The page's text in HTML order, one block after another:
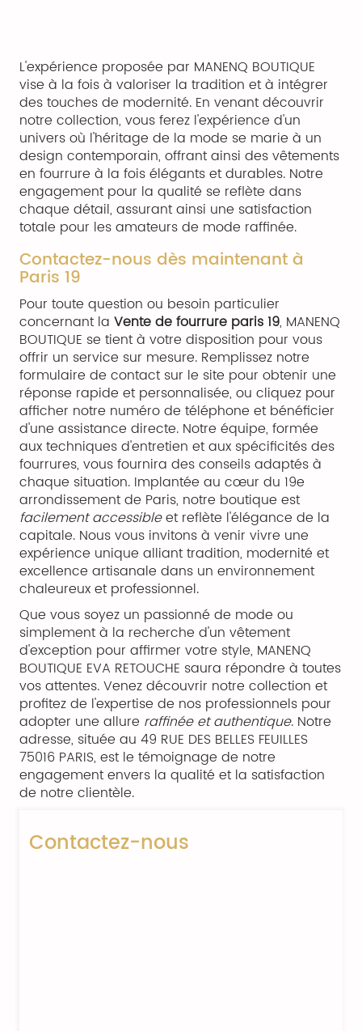
L'expérience proposée par MANENQ BOUTIQUE
vise à la fois à valoriser la tradition et à intégrer
des touches de modernité. En venant découvrir
notre collection, vous ferez l'expérience d'un
univers où l'héritage de la mode se marie à un
design contemporain, offrant ainsi des vêtements
en fourrure à la fois élégants et durables. Notre
engagement pour la qualité se reflète dans
chaque détail, assurant ainsi une satisfaction
totale pour les amateurs de mode raffinée.
Contactez-nous dès maintenant à
Paris 19
Pour toute question ou besoin particulier
concernant la Vente de fourrure paris 19, MANENQ
BOUTIQUE se tient à votre disposition pour vous
offrir un service sur mesure. Remplissez notre
formulaire de contact sur le site pour obtenir une
réponse rapide et personnalisée, ou cliquez pour
afficher notre numéro de téléphone et bénéficier
d'une assistance directe. Notre équipe, formée
aux techniques d'entretien et aux spécificités des
fourrures, vous fournira des conseils adaptés à
chaque situation. Implantée au cœur du 19e
arrondissement de Paris, notre boutique est
facilement accessibleet reflète l'élégance de la
capitale. Nous vous invitons à venir vivre une
expérience unique alliant tradition, modernité et
excellence artisanale dans un environnement
chaleureux et professionnel.
Que vous soyez un passionné de mode ou
simplement à la recherche d'un vêtement
d'exception pour affirmer votre style, MANENQ
BOUTIQUE EVA RETOUCHE saura répondre à toutes
vos attentes. Venez découvrir notre collection et
profitez de l'expertise de nos professionnels pour
adopter une allure raffinée et authentique. Notre
adresse, située au 49 RUE DES BELLES FEUILLES
75016 PARIS, est le témoignage de notre
engagement envers la qualité et la satisfaction
de notre clientèle.
Contactez-nous